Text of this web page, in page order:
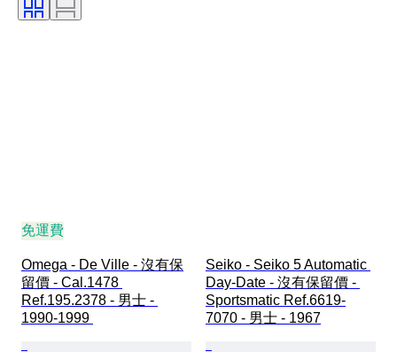
時代
免運費
Omega - De Ville - 沒有保
留價 - Cal.1478
Ref.195.2378 - 男士 -
1990-1999
Seiko - Seiko 5 Automatic
Day-Date - 沒有保留價 -
Sportsmatic Ref.6619-
7070 - 男士 - 1967